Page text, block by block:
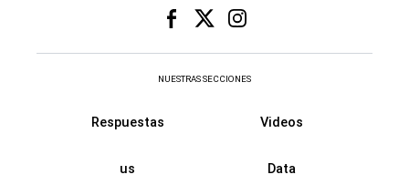
NUESTRAS SECCIONES
Respuestas Videos
us Data